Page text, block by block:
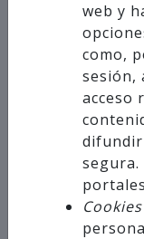
Durante
ha
Curso de
con
una
nivel
sanitarios
web y
como,
sesión,
acceso
difundir
Cookies